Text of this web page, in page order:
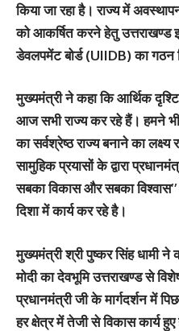
किया जा रहा है। राज्य में
को आकर्षित करने हेतु उत्तराखण्ड
डेवलपमेंट बोर्ड (UIIDB) का गठन
मुख्यमंत्री ने कहा कि आर्थिक
आज सभी राज्य कर रहे हैं। हमने
का सर्वश्रेष्ठ राज्य बनाने का
सामुहिक प्रयासों के द्वारा
सबका विकास और सबका
दिशा में कार्य कर रहे है।
मुख्यमंत्री श्री पुष्कर सिंह धामी ने
मोदी का देवभूमि उत्तराखण्ड से
प्रधानमंत्री जी के मार्गदर्शन में
हर क्षेत्र में तेजी से विकास कार्य हुए